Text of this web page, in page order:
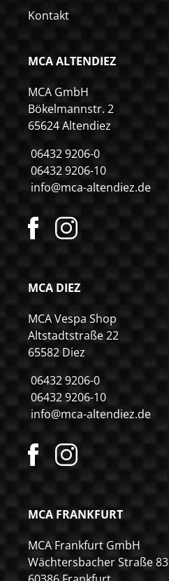
Kontakt
MCA ALTENDIEZ
MCA GmbH
Bökelmannstr. 2
65624 Altendiez
06432 9206-0
06432 9206-10
info@mca-altendiez.de
MCA DIEZ
MCA Vespa Shop
Altstadtstraße 22
65582 Diez
06432 9206-0
06432 9206-10
info@mca-altendiez.de
MCA FRANKFURT
MCA Frankfurt GmbH
Wächtersbacher Straße 83